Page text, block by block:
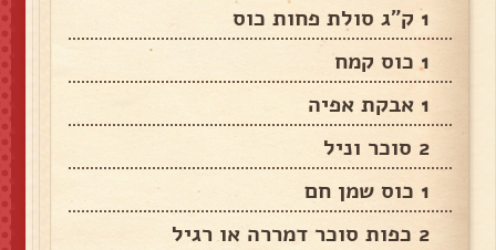
1 ק"ג סולת פחות כוס
1 כוס קמח
1 אבקת אפיה
2 סוכר וניל
1 כוס שמן חם
2 כפות סוכר דמררה או רגיל